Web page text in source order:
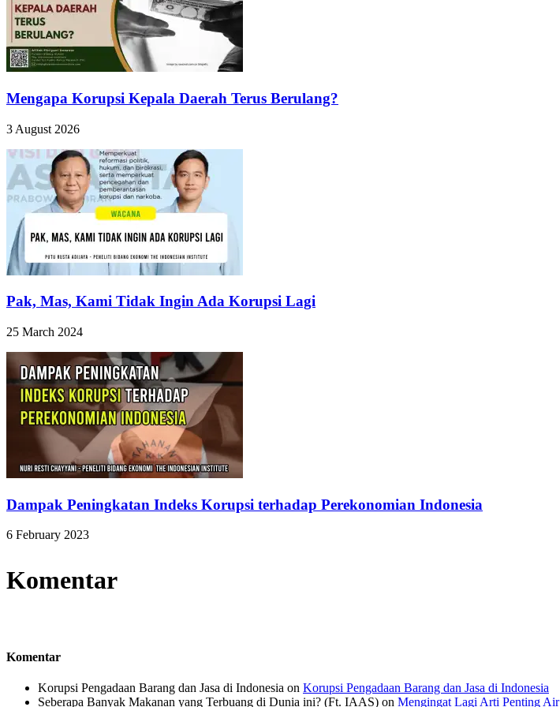
Mengapa Korupsi Kepala Daerah Terus Berulang?
3 August 2026
Pak, Mas, Kami Tidak Ingin Ada Korupsi Lagi
25 March 2024
Dampak Peningkatan Indeks Korupsi terhadap Perekonomian Indonesia
6 February 2023
Komentar
Komentar
Korupsi Pengadaan Barang dan Jasa di Indonesia on Korupsi Pengadaan Barang dan Jasa di Indonesia
Seberapa Banyak Makanan yang Terbuang di Dunia ini? (Ft. IAAS) on Mengingat Lagi Arti Penting Air